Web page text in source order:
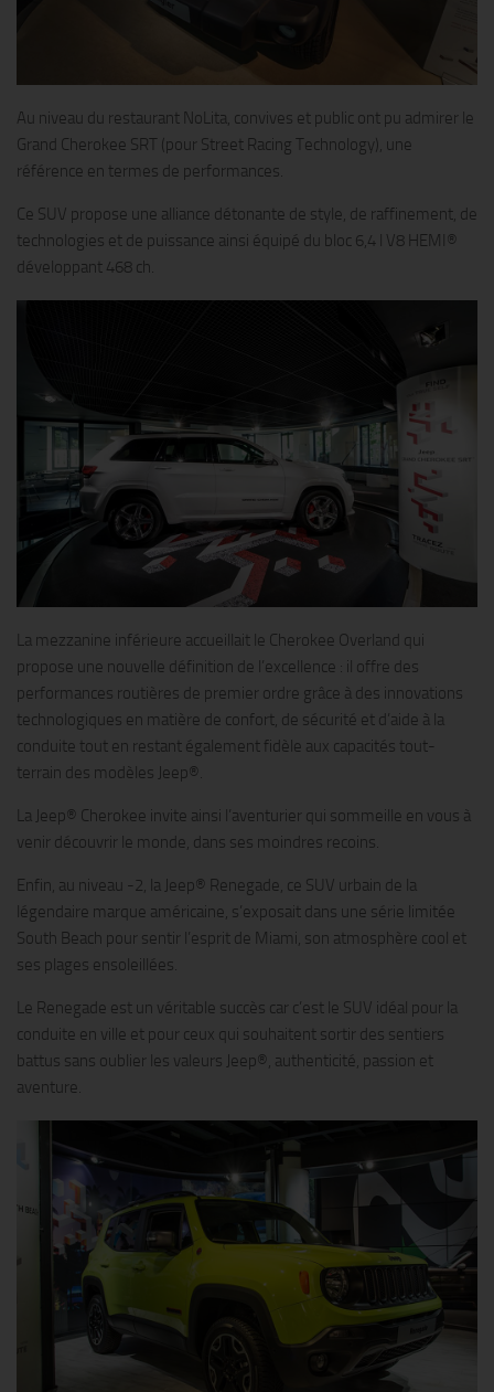
Au niveau du restaurant NoLita, convives et public ont pu admirer le
Grand Cherokee SRT (pour Street Racing Technology), une
référence en termes de performances.
Ce SUV propose une alliance détonante de style, de raffinement, de
technologies et de puissance ainsi équipé du bloc 6,4 l V8 HEMI®
développant 468 ch.
La mezzanine inférieure accueillait le Cherokee Overland qui
propose une nouvelle définition de l’excellence : il offre des
performances routières de premier ordre grâce à des innovations
technologiques en matière de confort, de sécurité et d’aide à la
conduite tout en restant également fidèle aux capacités tout-
terrain des modèles Jeep®.
La Jeep® Cherokee invite ainsi l’aventurier qui sommeille en vous à
venir découvrir le monde, dans ses moindres recoins.
Enfin, au niveau -2, la Jeep® Renegade, ce SUV urbain de la
légendaire marque américaine, s’exposait dans une série limitée
South Beach pour sentir l’esprit de Miami, son atmosphère cool et
ses plages ensoleillées.
Le Renegade est un véritable succès car c’est le SUV idéal pour la
conduite en ville et pour ceux qui souhaitent sortir des sentiers
battus sans oublier les valeurs Jeep®, authenticité, passion et
aventure.